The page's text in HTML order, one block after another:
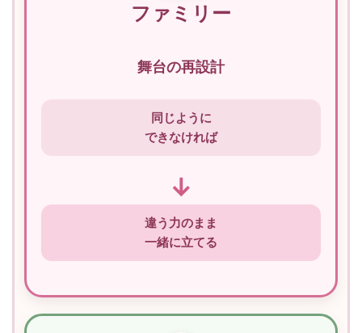
ファミリー
舞台の再設計
同じように
できなければ
↓
違う力のまま
一緒に立てる